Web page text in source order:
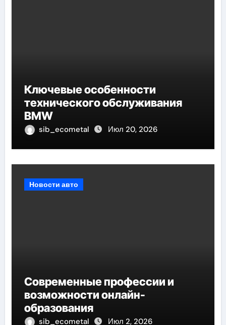
Ключевые особенности
технического обслуживания
BMW
sib_ecometal Июл 20, 2026
Новости авто
Современные профессии и
возможности онлайн-
образования
sib_ecometal Июл 2, 2026